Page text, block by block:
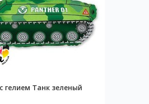
гелием Танк зеленый